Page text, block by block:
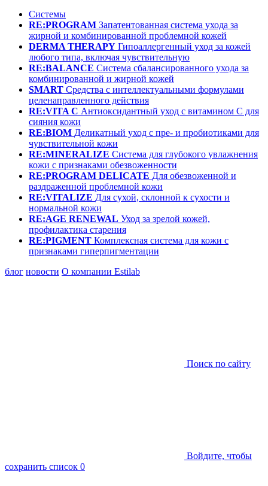
Системы
RE:PROGRAM Запатентованная система ухода за
жирной и комбинированной проблемной кожей
DERMA THERAPY Гипоаллергенный уход за кожей
любого типа, включая чувствительную
RE:BALANCE Система сбалансированного ухода за
комбинированной и жирной кожей
SMART Средства с интеллектуальными формулами
целенаправленного действия
RE:VITA C Антиоксидантный уход с витамином С для
сияния кожи
RE:BIOM Деликатный уход с пре- и пробиотиками для
чувствительной кожи
RE:MINERALIZE Система для глубокого увлажнения
кожи с признаками обезвоженности
RE:PROGRAM DELICATE Для обезвоженной и
раздраженной проблемной кожи
RE:VITALIZE Для сухой, склонной к сухости и
нормальной кожи
RE:AGE RENEWAL Уход за зрелой кожей,
профилактика старения
RE:PIGMENT Комплексная система для кожи с
признаками гиперпигментации
блог новости О компании Estilab
Поиск по сайту
Войдите, чтобы
сохранить список 0